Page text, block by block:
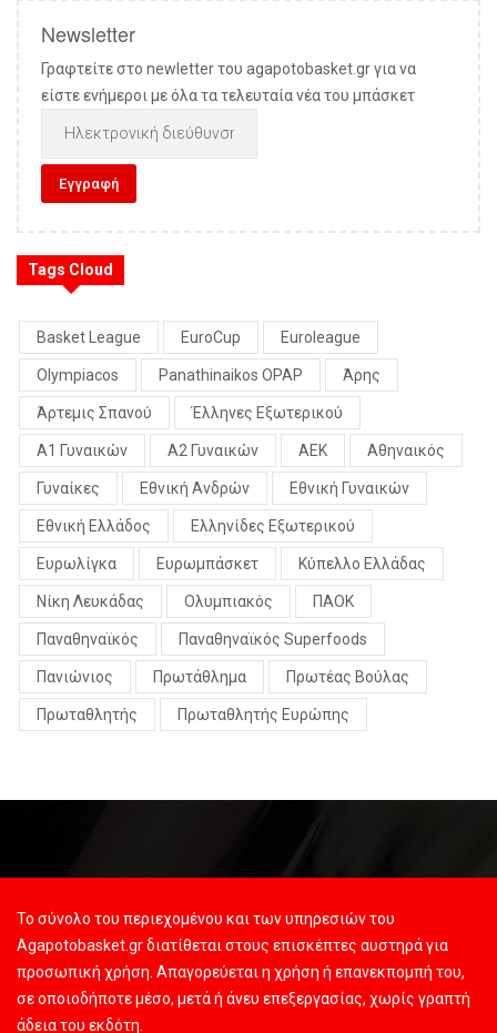
Newsletter
Γραφτείτε στο newletter του agapotobasket.gr για να
είστε ενήμεροι με όλα τα τελευταία νέα του μπάσκετ
Tags Cloud
Basket League EuroCup Euroleague
Olympiacos Panathinaikos OPAP Άρης
Άρτεμις Σπανού Έλληνες Εξωτερικού
Α1 Γυναικών Α2 Γυναικών ΑΕΚ Αθηναικός
Γυναίκες Εθνική Ανδρών Εθνική Γυναικών
Εθνική Ελλάδος Ελληνίδες Εξωτερικού
Ευρωλίγκα Ευρωμπάσκετ Κύπελλο Ελλάδας
Νίκη Λευκάδας Ολυμπιακός ΠΑΟΚ
Παναθηναϊκός Παναθηναϊκός Superfoods
Πανιώνιος Πρωτάθλημα Πρωτέας Βούλας
Πρωταθλητής Πρωταθλητής Ευρώπης
Το σύνολο του περιεχομένου και των υπηρεσιών του
Agapotobasket.gr διατίθεται στους επισκέπτες αυστηρά για
προσωπική χρήση. Απαγορεύεται η χρήση ή επανεκπομπή του,
σε οποιοδήποτε μέσο, μετά ή άνευ επεξεργασίας, χωρίς γραπτή
άδεια του εκδότη.